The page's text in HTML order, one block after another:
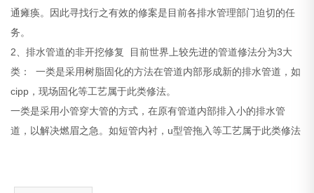
通瘫痪。因此寻找行之有效的修案是目前各排水管理部门迫切的任
务。
2、排水管道的非开挖修复 目前世界上较先进的管道修法分为3大
类： 一类是采用树脂固化的方法在管道内部形成新的排水管道，如
cipp，现场固化等工艺属于此类修法。
一类是采用小管穿大管的方式，在原有管道内部排入小的排水管
道，以解决燃眉之急。如短管内衬，u型管拖入等工艺属于此类修法